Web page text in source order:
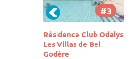
#4
Village Vacances
Sandaya Cap Sud
(Venzolasca à 10 km)